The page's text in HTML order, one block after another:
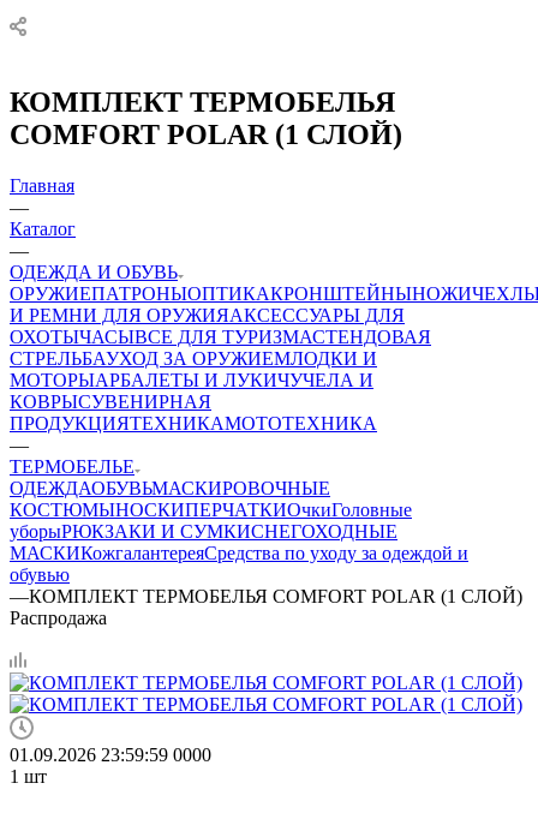
КОМПЛЕКТ ТЕРМОБЕЛЬЯ
COMFORT POLAR (1 СЛОЙ)
Главная
—
Каталог
—
ОДЕЖДА И ОБУВЬ
ОРУЖИЕПАТРОНЫОПТИКАКРОНШТЕЙНЫНОЖИ
И РЕМНИ ДЛЯ ОРУЖИЯАКСЕССУАРЫ ДЛЯ
ОХОТЫЧАСЫВСЕ ДЛЯ ТУРИЗМАСТЕНДОВАЯ
СТРЕЛЬБАУХОД ЗА ОРУЖИЕМЛОДКИ И
МОТОРЫАРБАЛЕТЫ И ЛУКИЧУЧЕЛА И
КОВРЫСУВЕНИРНАЯ
ПРОДУКЦИЯТЕХНИКАМОТОТЕХНИКА
—
ТЕРМОБЕЛЬЕ
ОДЕЖДАОБУВЬМАСКИРОВОЧНЫЕ
КОСТЮМЫНОСКИПЕРЧАТКИОчкиГоловные
уборыРЮКЗАКИ И СУМКИСНЕГОХОДНЫЕ
МАСКИКожгалантереяСредства по уходу за одеждой и
обувью
—КОМПЛЕКТ ТЕРМОБЕЛЬЯ COMFORT POLAR (1 СЛОЙ)
Распродажа
01.09.2026 23:59:59 0000
1 шт